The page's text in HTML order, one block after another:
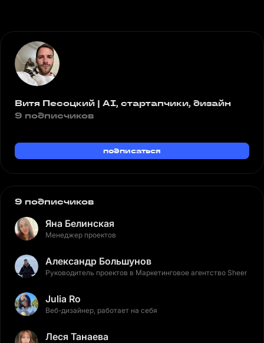
Витя Песоцкий | AI, стартапчики, дизайн
9 подписчиков
подписаться
9 подписчиков
Яна Белинская
Менеджер проектов
Александр Большунов
Руководитель проектов в Маркетинговое агентство Sheer
Julia Ro
Веб-дизайнер, работает на себя
Леся Танаева